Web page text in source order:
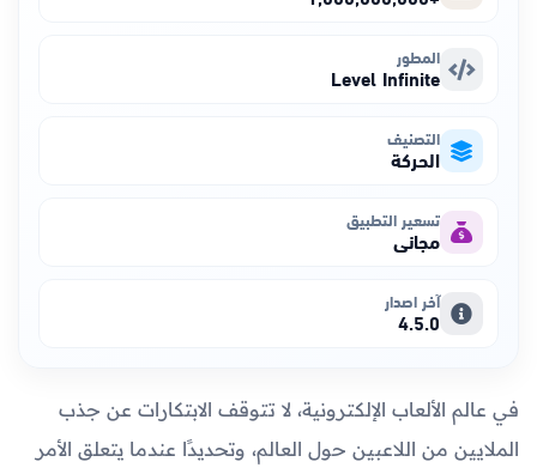
المطور
Level Infinite
التصنيف
الحركة
تسعير التطبيق
مجاني
آخر اصدار
4.5.0
في عالم الألعاب الإلكترونية، لا تتوقف الابتكارات عن جذب
الملايين من اللاعبين حول العالم، وتحديدًا عندما يتعلق الأمر